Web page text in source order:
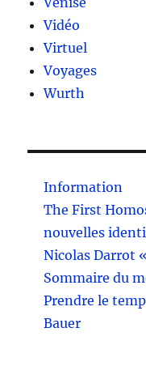
Vidéo
Virtuel
Voyages
Wurth
Information
The First
nouvelles
Nicolas Darrot
Sommaire du
Prendre le
Bauer